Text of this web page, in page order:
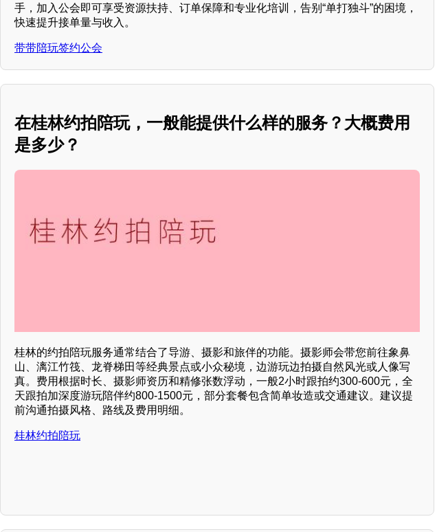
手，加入公会即可享受资源扶持、订单保障和专业化培训，告别“单打独斗”的困境，
快速提升接单量与收入。
带带陪玩签约公会
在桂林约拍陪玩，一般能提供什么样的服务？大概费用
是多少？
桂林的约拍陪玩服务通常结合了导游、摄影和旅伴的功能。摄影师会带您前往象鼻
山、漓江竹筏、龙脊梯田等经典景点或小众秘境，边游玩边拍摄自然风光或人像写
真。费用根据时长、摄影师资历和精修张数浮动，一般2小时跟拍约300-600元，全
天跟拍加深度游玩陪伴约800-1500元，部分套餐包含简单妆造或交通建议。建议提
前沟通拍摄风格、路线及费用明细。
桂林约拍陪玩